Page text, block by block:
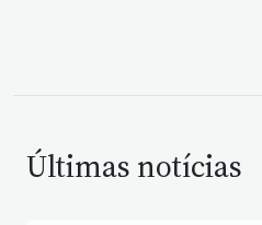
Últimas notícias